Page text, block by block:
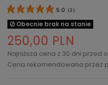
5.0 ( 2 )
Obecnie brak na stanie
250,00 PLN
Najniższa cena z 30 dni przed
Cena rekomendowana przez